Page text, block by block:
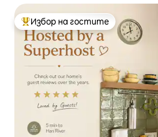
разположение до 3 линии на
души
Най-популярен избор на гостите
Избор на гостите